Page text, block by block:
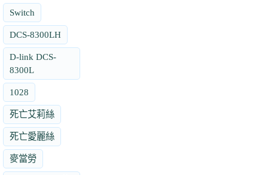
Switch
DCS-8300LH
D-link DCS-
8300L
1028
死亡艾莉絲
死亡愛麗絲
麥當勞